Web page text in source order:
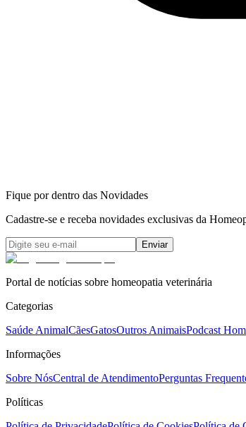
Fique por dentro das Novidades
Cadastre-se e receba novidades exclusivas da
Enviar
Portal de notícias sobre homeopatia veterinária
Categorias
Saúde AnimalCãesGatosOutros AnimaisPodcast
Informações
Sobre NósCentral de AtendimentoPerguntas
Políticas